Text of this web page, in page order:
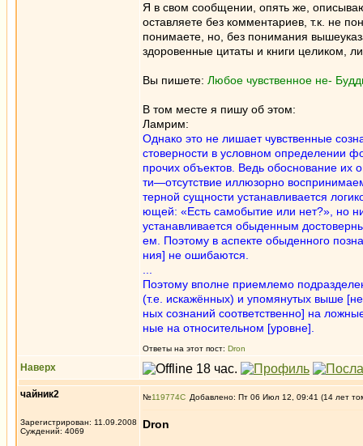
Я в свом сообщении, опять же,
оставляете без комментариев, т.к. не
понимаете, но, без понимания
здоровенные цитаты и книги целиком,
Вы пишете: Любое чувственное не-
В том месте я пишу об этом:
Ламрим:
Однако это не лишает чувственные
стоверности в условном определении
прочих объектов. Ведь обоснование их
ти—отсутствие иллюзорно
терной сущности устанавливается
ющей: «Есть самобытие или нет?», но
устанавливается обыденным
ем. Поэтому в аспекте обыденного
ния] не ошибаются.
Поэтому вполне приемлемо
(т.е. искажённых) и упомянутых выше
ных сознаний соответственно] на
ные на относительном [уровне].
Ответы на этот пост: Dron
Наверх
чайник2
Зарегистрирован: 11.09.2008
Суждений: 4069
№119774 Добавлено: Пт 06 Июл 12, 09:41 (14 лет
Dron